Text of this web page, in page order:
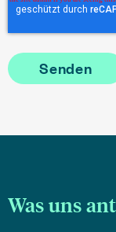
Was uns